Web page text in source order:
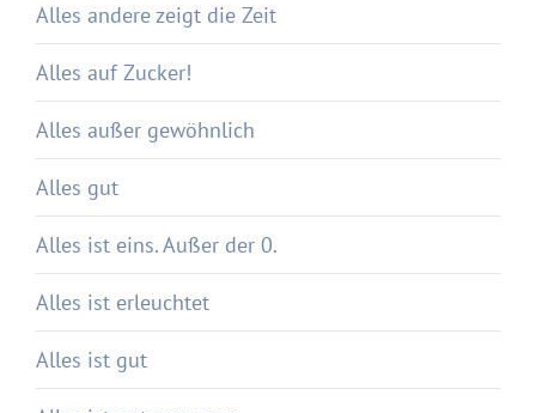
Alles andere zeigt die Zeit
Alles auf Zucker!
Alles außer gewöhnlich
Alles gut
Alles ist eins. Außer der 0.
Alles ist erleuchtet
Alles ist gut